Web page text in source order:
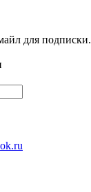
для подписки.